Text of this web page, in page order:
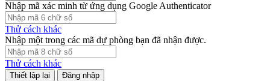
Nhập mã xác minh từ ứng dụng Google Authenticator
Thử cách khác
Nhập một trong các mã dự phòng bạn đã nhận được.
Thử cách khác
Đăng nhập